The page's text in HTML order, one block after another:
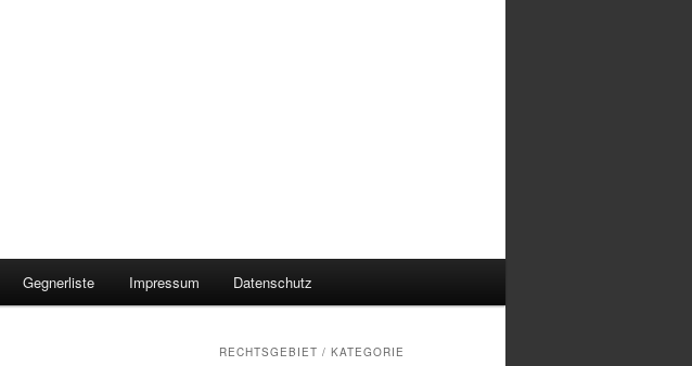
Gegnerliste Impressum Datenschutz
RECHTSGEBIET / KATEGORIE